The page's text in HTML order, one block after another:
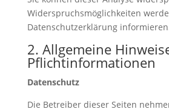
Widerspruchsmöglichkeiten
Datenschutzerklärung
2. Allgemeine
Pflichtinformationen
Datenschutz
Die Betreiber dieser Seiten